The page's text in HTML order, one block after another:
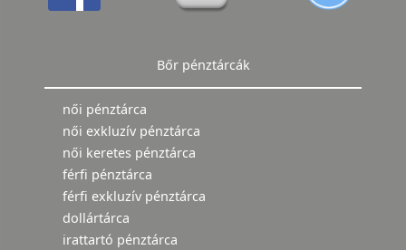
Bőr pénztárcák
női pénztárca
női exkluzív pénztárca
női keretes pénztárca
férfi pénztárca
férfi exkluzív pénztárca
dollártárca
irattartó pénztárca